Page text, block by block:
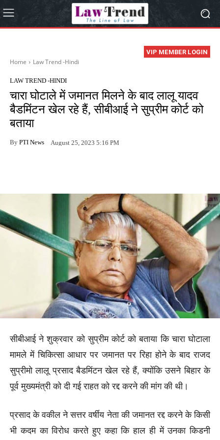
VIP MEMBER LOGIN
Home Law Trend -Hindi
LAW TREND -HINDI
चारा घोटाले में जमानत मिलने के बाद लालू यादव
बैडमिंटन खेल रहे हैं, सीबीआई ने सुप्रीम कोर्ट को
बताया
By PTI News August 25, 2023 5:16 PM
सीबीआई ने शुक्रवार को सुप्रीम कोर्ट को बताया कि चारा घोटाला
मामले में चिकित्सा आधार पर जमानत पर रिहा होने के बाद राजद
सुप्रीमो लालू प्रसाद बैडमिंटन खेल रहे हैं, क्योंकि उसने बिहार के
पूर्व मुख्यमंत्री को दी गई राहत को रद्द करने की मांग की थी।
प्रसाद के वकील ने सत्तर वर्षीय नेता की जमानत रद्द करने के किसी
भी कदम का विरोध करते हुए कहा कि हाल ही में उनका किडनी